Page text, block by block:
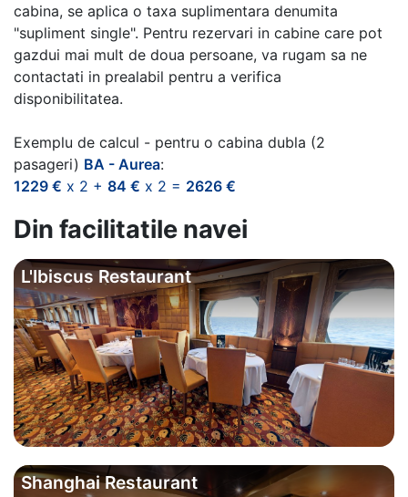
cabina, se aplica o taxa suplimentara denumita
"supliment single". Pentru rezervari in cabine care pot
gazdui mai mult de doua persoane, va rugam sa ne
contactati in prealabil pentru a verifica
disponibilitatea.
Exemplu de calcul - pentru o cabina dubla (2
pasageri) BA - Aurea:
1229 € x 2 + 84 € x 2 = 2626 €
Din facilitatile navei
L'Ibiscus Restaurant
Shanghai Restaurant